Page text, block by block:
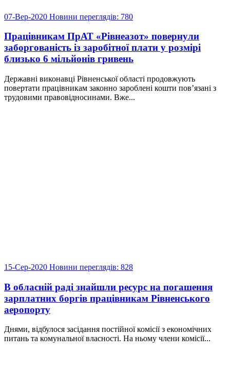
07-Вер-2020 Новини переглядів: 780
Працівникам ПрАТ «Рівнеазот» повернули
заборгованість із заробітної плати у розмірі
близько 6 мільйонів гривень
Державні виконавці Рівненської області продовжують
повертати працівникам законно зароблені кошти пов’язані з
трудовими правовідносинами. Вже...
15-Сер-2020 Новини переглядів: 828
В обласній раді знайшли ресурс на погашення
зарплатних боргів працівникам Рівненського
аеропорту
Днями, відбулося засідання постійної комісії з економічних
питань та комунальної власності. На ньому члени комісії...